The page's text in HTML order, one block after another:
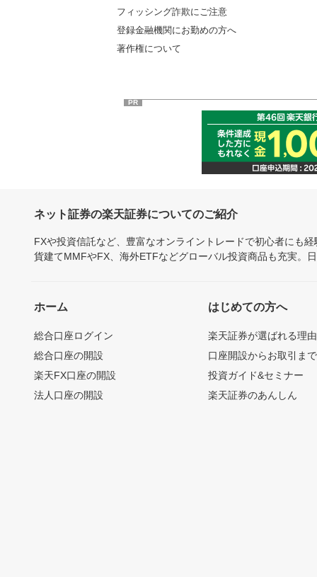
フィッシング詐欺にご注意
登録金融機関にお勤めの方へ
著作権について
PR
ネット証券の楽天証券についてのご紹介
FXや投資信託など、豊富なオンライントレードで初心者にも
貨建てMMFやFX、海外ETFなどグローバル投資商品も充実。
ホーム
総合口座ログイン
総合口座の開設
楽天FX口座の開設
法人口座の開設
はじめての方へ
楽天証券が選ばれる理由
口座開設からお取引ま
投資ガイド&セミナー
楽天証券のあんしん